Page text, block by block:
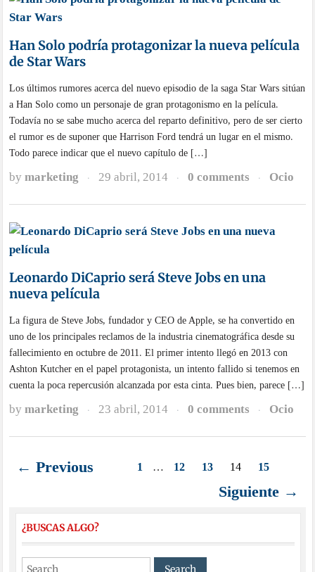
Han Solo podría protagonizar la nueva película
de Star Wars
Los últimos rumores acerca del nuevo episodio de la saga Star Wars sitúan
a Han Solo como un personaje de gran protagonismo en la película.
Todavía no se sabe mucho acerca del reparto definitivo, pero de ser cierto
el rumor es de suponer que Harrison Ford tendrá un lugar en el mismo.
Todo parece indicar que el nuevo capítulo de […]
bymarketing · 29 abril, 2014 · 0 comments · Ocio
Leonardo DiCaprio será Steve Jobs en una
nueva película
La figura de Steve Jobs, fundador y CEO de Apple, se ha convertido en
uno de los principales reclamos de la industria cinematográfica desde su
fallecimiento en octubre de 2011. El primer intento llegó en 2013 con
Ashton Kutcher en el papel protagonista, un intento fallido si tenemos en
cuenta la poca repercusión alcanzada por esta cinta. Pues bien, parece […]
bymarketing · 23 abril, 2014 · 0 comments · Ocio
← Previous 1 … 12 13 14 15
Siguiente →
¿BUSCAS ALGO?